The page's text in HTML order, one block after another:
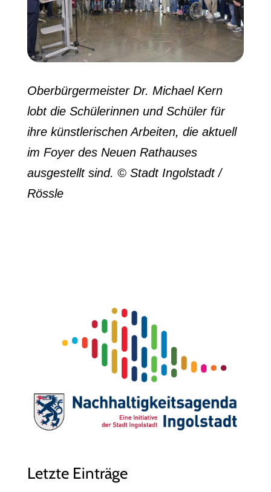
Oberbürgermeister Dr. Michael Kern
lobt die Schülerinnen und Schüler für
ihre künstlerischen Arbeiten, die aktuell
im Foyer des Neuen Rathauses
ausgestellt sind. © Stadt Ingolstadt /
Rössle
Letzte Einträge